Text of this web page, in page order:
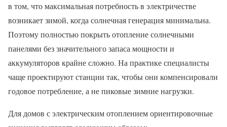
в том, что максимальная потребность в электричестве
возникает зимой, когда солнечная генерация минимальна.
Поэтому полностью покрыть отопление солнечными
панелями без значительного запаса мощности и
аккумуляторов крайне сложно. На практике специалисты
чаще проектируют станции так, чтобы они компенсировали
годовое потребление, а не пиковые зимние нагрузки.
Для домов с электрическим отоплением ориентировочные